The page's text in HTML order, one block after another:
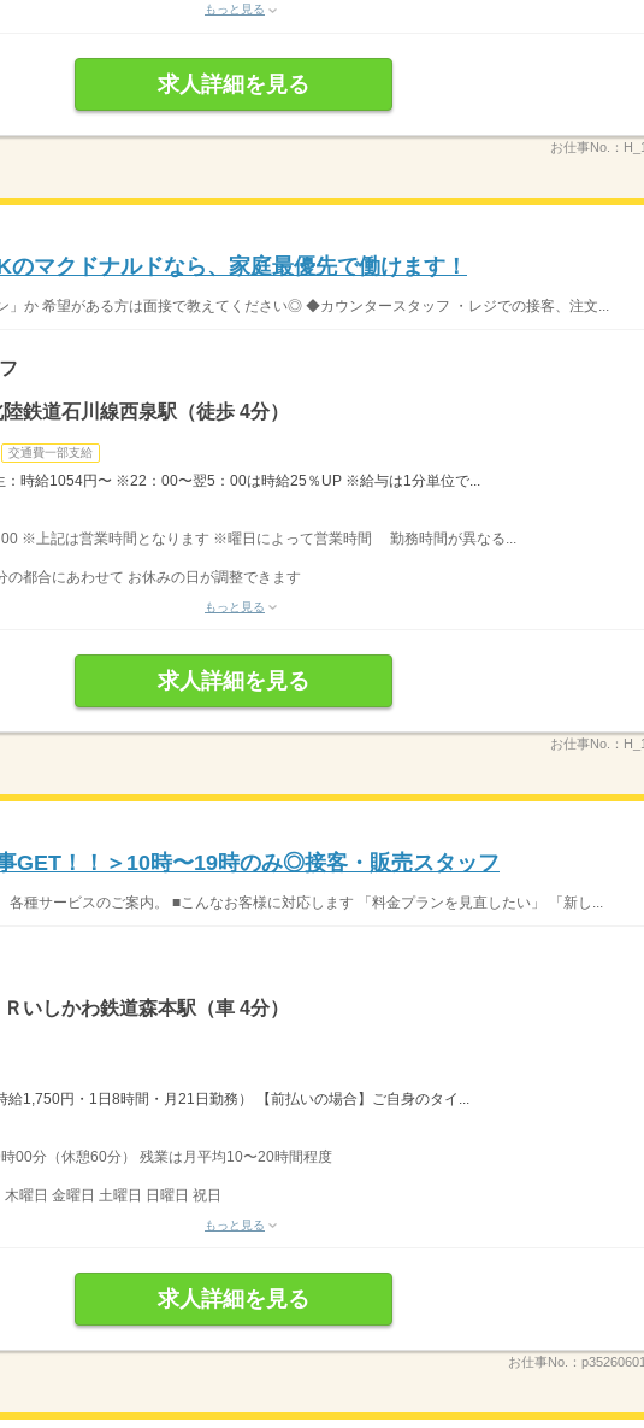
もっと見る
求人詳細を見る
お仕事No.：
マクドナルドなら、家庭最優先で働けます！
」か 希望がある方は面接で教えてください◎ ◆カウンタースタッフ ・レジでの接客、注文...
鉄道石川線西泉駅（徒歩 4分）
交通費一部支給
：時給1054円〜 ※22：00〜翌5：00は時給25％UP ※給与は1分単位で...
※上記は営業時間となります ※曜日によって営業時間 勤務時間が異なる...
の都合にあわせて お休みの日が調整できます
もっと見る
求人詳細を見る
お仕事No.：
GET！！＞10時〜19時のみ◎接客・販売スタッフ
各種サービスのご案内。 ■こんなお客様に対応します 「料金プランを見直したい」 「新し...
いしかわ鉄道森本駅（車 4分）
給1,750円・1日8時間・月21日勤務） 【前払いの場合】ご自身のタイ...
00分（休憩60分） 残業は月平均10〜20時間程度
曜日 金曜日 土曜日 日曜日 祝日
もっと見る
求人詳細を見る
お仕事No.：